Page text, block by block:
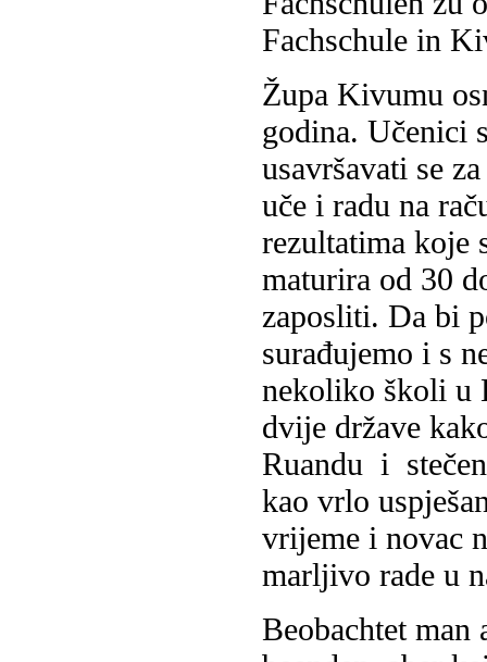
Fachschule in
Župa Kivumu
godina. Učenici
usavršavati se
uče i radu na
rezultatima koje
maturira od 30
zaposliti. Da bi
surađujemo i s
nekoliko školi u
dvije države
Ruandu i
kao vrlo
vrijeme i novac
marljivo rade u
Beobachtet man